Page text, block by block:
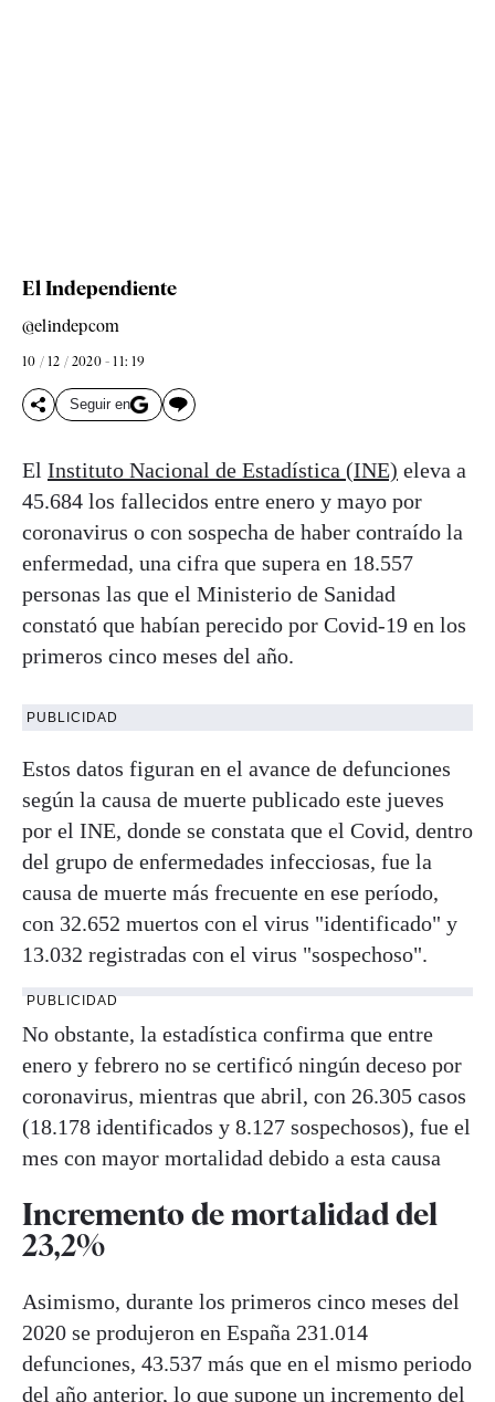
El Independiente
@elindepcom
10 / 12 / 2020 - 11: 19
Seguir en
El Instituto Nacional de Estadística (INE) eleva a
45.684 los fallecidos entre enero y mayo por
coronavirus o con sospecha de haber contraído la
enfermedad, una cifra que supera en 18.557
personas las que el Ministerio de Sanidad
constató que habían perecido por Covid-19 en los
primeros cinco meses del año.
PUBLICIDAD
Estos datos figuran en el avance de defunciones
según la causa de muerte publicado este jueves
por el INE, donde se constata que el Covid, dentro
del grupo de enfermedades infecciosas, fue la
causa de muerte más frecuente en ese período,
con 32.652 muertos con el virus "identificado" y
13.032 registradas con el virus "sospechoso".
PUBLICIDAD
No obstante, la estadística confirma que entre
enero y febrero no se certificó ningún deceso por
coronavirus, mientras que abril, con 26.305 casos
(18.178 identificados y 8.127 sospechosos), fue el
mes con mayor mortalidad debido a esta causa
Incremento de mortalidad del
23,2%
Asimismo, durante los primeros cinco meses del
2020 se produjeron en España 231.014
defunciones, 43.537 más que en el mismo periodo
del año anterior, lo que supone un incremento del